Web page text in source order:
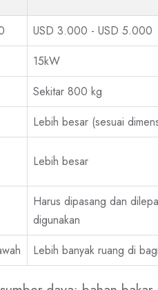
USD 3.000 - USD 5.000
15kW
Sekitar 800 kg
Lebih besar (sesuai
Lebih besar
Harus dipasang dan
digunakan
Lebih banyak ruang di